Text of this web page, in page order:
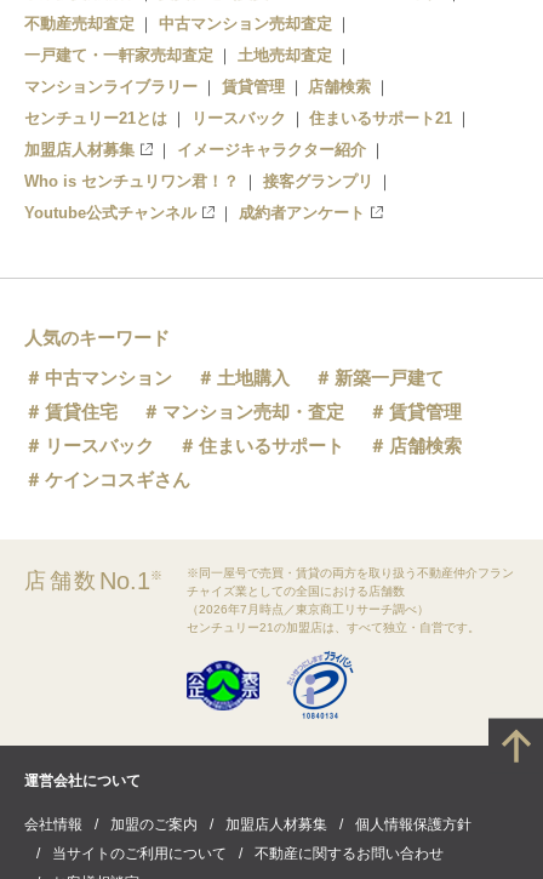
不動産売却査定
中古マンション売却査定
一戸建て・一軒家売却査定
土地売却査定
マンションライブラリー
賃貸管理
店舗検索
センチュリー21とは
リースバック
住まいるサポート21
加盟店人材募集
イメージキャラクター紹介
Who is センチュリワン君！？
接客グランプリ
Youtube公式チャンネル
成約者アンケート
人気のキーワード
中古マンション
土地購入
新築一戸建て
賃貸住宅
マンション売却・査定
賃貸管理
リースバック
住まいるサポート
店舗検索
ケインコスギさん
店舗数 No.1※
※同一屋号で売買・賃貸の両方を取り扱う不動産仲介フラン
チャイズ業としての全国における店舗数
（2026年7月時点／東京商工リサーチ調べ）
センチュリー21の加盟店は、すべて独立・自営です。
運営会社について
会社情報 加盟のご案内 加盟店人材募集
個人情報保護方針
当サイトのご利用について
不動産に関するお問い合わせ